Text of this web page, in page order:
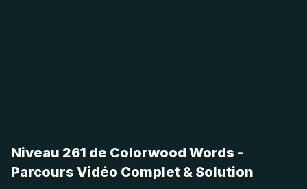
Niveau 261 de Colorwood Words -
Parcours Vidéo Complet & Solution